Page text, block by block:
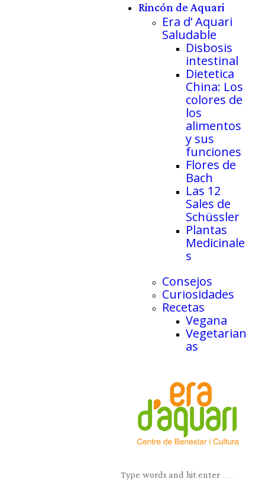
Rincón de Aquari
Era d’ Aquari
Saludable
Disbosis
intestinal
Dietetica
China: Los
colores de
los
alimentos
y sus
funciones
Flores de
Bach
Las 12
Sales de
Schüssler
Plantas
Medicinale
s
Consejos
Curiosidades
Recetas
Vegana
Vegetarian
as